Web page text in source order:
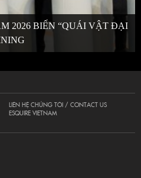
2026 BIẾN “QUÁI VẬT ĐẠI
LIÊN HỆ CHÚNG TÔI / CONTACT US
ESQUIRE VIETNAM